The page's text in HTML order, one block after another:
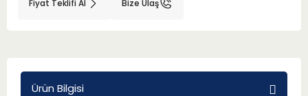
Adaptörler
Fiyat Teklifi Al Bize Ulaş
Ürün Bilgisi